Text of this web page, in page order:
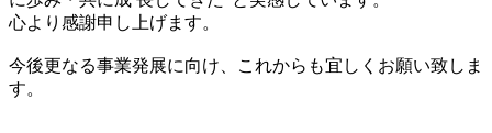
心より感謝申し上げます。
今後更なる事業発展に向け、これからも宜しくお願い致しま
す。